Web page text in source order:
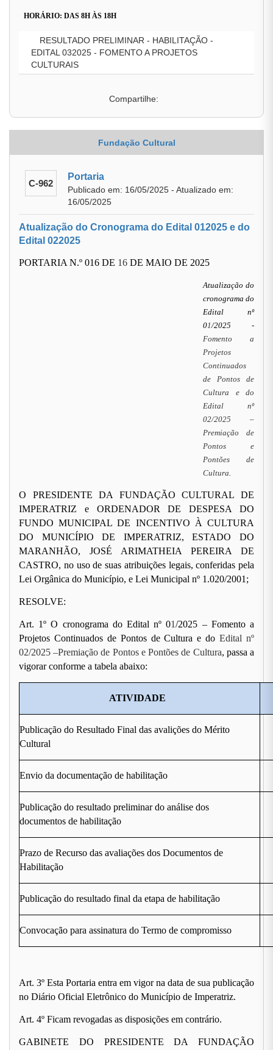
HORÁRIO: DAS 8H ÀS 18H
RESULTADO PRELIMINAR - HABILITAÇÃO -
EDITAL 032025 - FOMENTO A PROJETOS
CULTURAIS
Compartilhe:
Fundação Cultural
C-962
Portaria
Publicado em: 16/05/2025 - Atualizado em:
16/05/2025
Atualização do Cronograma do Edital 012025 e do
Edital 022025
PORTARIA N.º 016 DE 16 DE MAIO DE 2025
Atualização do
cronograma do
Edital nº
01/2025 -
Fomento a
Projetos
Continuados
de Pontos de
Cultura e do
Edital nº
02/2025 –
Premiação de
Pontos e
Pontões de
Cultura.
O PRESIDENTE DA FUNDAÇÃO CULTURAL DE
IMPERATRIZ e ORDENADOR DE DESPESA DO
FUNDO MUNICIPAL DE INCENTIVO À CULTURA
DO MUNICÍPIO DE IMPERATRIZ, ESTADO DO
MARANHÃO, JOSÉ ARIMATHEIA PEREIRA DE
CASTRO, no uso de suas atribuições legais, conferidas pela
Lei Orgânica do Município, e Lei Municipal nº 1.020/2001;
RESOLVE:
Art. 1º O cronograma do Edital nº 01/2025 – Fomento a
Projetos Continuados de Pontos de Cultura e doEdital nº
02/2025 –Premiação de Pontos e Pontões de Cultura, passa a
vigorar conforme a tabela abaixo:
ATIVIDADE
Publicação do Resultado Final das avalições do Mérito
Cultural
Envio da documentação de habilitação
Publicação do resultado preliminar do análise dos
documentos de habilitação
Prazo de Recurso das avaliações dos Documentos de
Habilitação
Publicação do resultado final da etapa de habilitação
Convocação para assinatura do Termo de compromisso
Art. 3º Esta Portaria entra em vigor na data de sua publicação
no Diário Oficial Eletrônico do Município de Imperatriz.
Art. 4º Ficam revogadas as disposições em contrário.
GABINETE DO PRESIDENTE DA FUNDAÇÃO